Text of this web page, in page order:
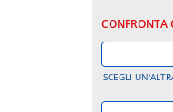
CONFRONTA
SCEGLI